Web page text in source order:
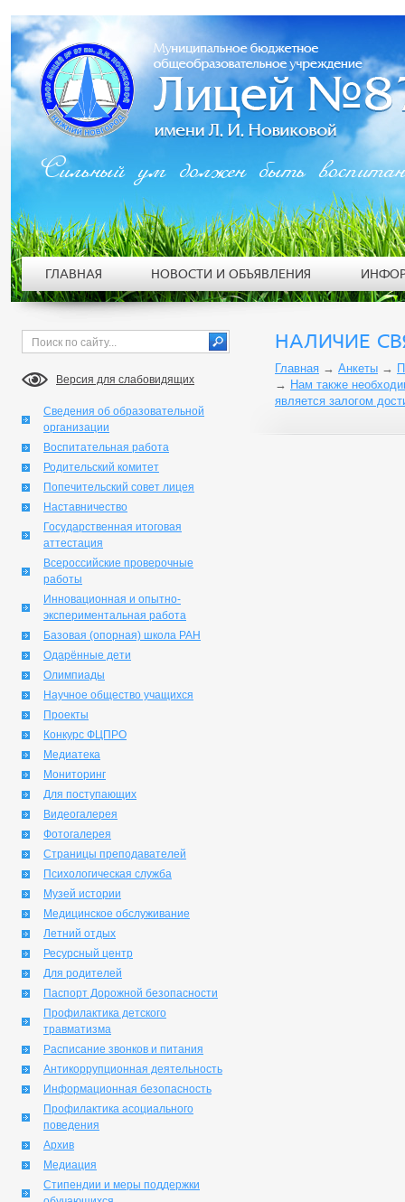
Версия для слабовидящих
Сведения об образовательной
организации
Воспитательная работа
Родительский комитет
Попечительский совет лицея
Наставничество
Государственная итоговая
аттестация
Всероссийские проверочные
работы
Инновационная и опытно-
экспериментальная работа
Базовая (опорная) школа РАН
Одарённые дети
Олимпиады
Научное общество учащихся
Проекты
Конкурс ФЦПРО
Медиатека
Мониторинг
Для поступающих
Видеогалерея
Фотогалерея
Страницы преподавателей
Психологическая служба
Музей истории
Медицинское обслуживание
Летний отдых
Ресурсный центр
Для родителей
Паспорт Дорожной безопасности
Профилактика детского
травматизма
Расписание звонков и питания
Антикоррупционная деятельность
Информационная безопасность
Профилактика асоциального
поведения
Архив
Медиация
Стипендии и меры поддержки
НАЛИЧИЕ
Главная → Анкеты →
→ Нам также
является залогом
Сильный ум должен быть
ГЛАВНАЯ НОВОСТИ И ОБЪЯВЛЕНИЯ